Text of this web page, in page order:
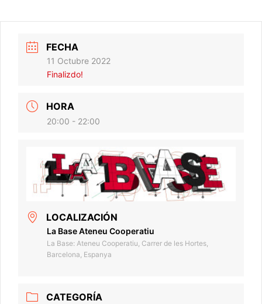
FECHA
11 Octubre 2022
Finalizdo!
HORA
20:00 - 22:00
LOCALIZACIÓN
La Base Ateneu Cooperatiu
La Base: Ateneu Cooperatiu, Carrer de les Hortes,
Barcelona, Espanya
CATEGORÍA